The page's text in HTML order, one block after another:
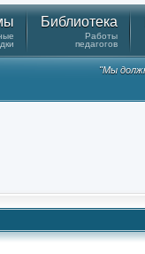
Библиотека
Работы
педагогов
"Мы